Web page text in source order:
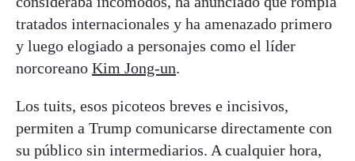
tratados internacionales y ha amenazado primero
y luego elogiado a personajes como el líder
norcoreano Kim Jong-un.
Los tuits, esos picoteos breves e incisivos,
permiten a Trump comunicarse directamente con
su público sin intermediarios. A cualquier hora,